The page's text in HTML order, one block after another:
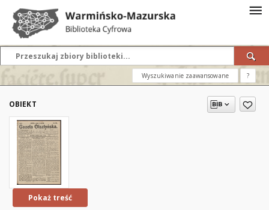
Wyszukiwanie zaawansowane ?
OBIEKT
Pokaż treść